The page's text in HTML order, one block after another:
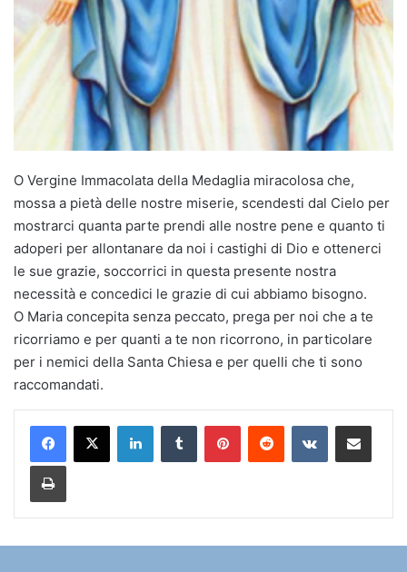
O Vergine Immacolata della Medaglia miracolosa che,
mossa a pietà delle nostre miserie, scendesti dal Cielo per
mostrarci quanta parte prendi alle nostre pene e quanto ti
adoperi per allontanare da noi i castighi di Dio e ottenerci
le sue grazie, soccorrici in questa presente nostra
necessità e concedici le grazie di cui abbiamo bisogno.
O Maria concepita senza peccato, prega per noi che a te
ricorriamo e per quanti a te non ricorrono, in particolare
per i nemici della Santa Chiesa e per quelli che ti sono
raccomandati.